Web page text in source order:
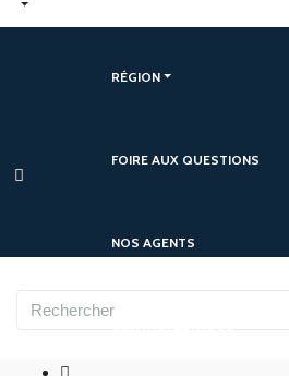
RÉGION
FOIRE AUX QUESTIONS
NOS AGENTS